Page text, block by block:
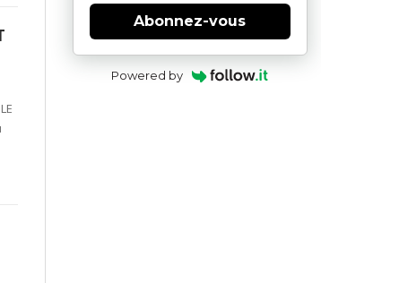
Abonnez-vous
Powered by